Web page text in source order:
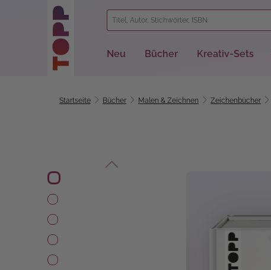
Zur Hauptnavigation springen
Neu Bücher Kreativ-Sets
Startseite Bücher Malen & Zeichnen Zeichenbücher
Bildergalerie überspringen